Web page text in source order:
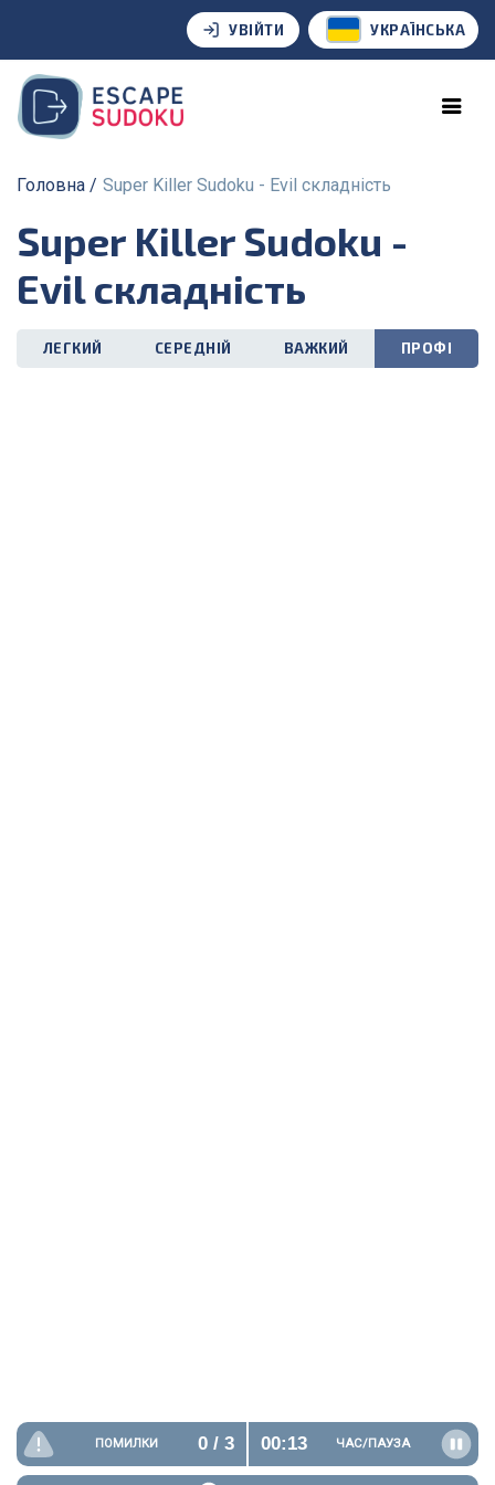
УВІЙТИ УКРАЇНСЬКА
Головна Super Killer Sudoku - Evil складність
Super Killer Sudoku -
Evil складність
ЛЕГКИЙ СЕРЕДНІЙ ВАЖКИЙ ПРОФІ
ПОМИЛКИ 0/ 3 00:13 ЧАС/ПАУЗА